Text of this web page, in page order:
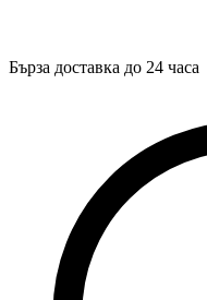
Бърза доставка до 24 часа